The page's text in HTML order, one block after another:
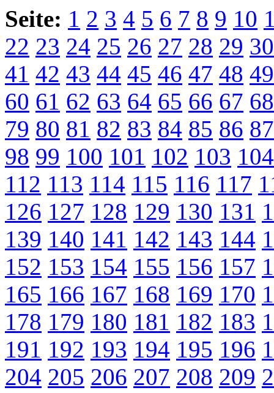
Seite: 1 2 3 4 5 6 7 8 9 10
22 23 24 25 26 27 28 29 30
41 42 43 44 45 46 47 48 49
60 61 62 63 64 65 66 67 68
79 80 81 82 83 84 85 86 87
98 99 100 101 102 103 104
112 113 114 115 116 117
126 127 128 129 130 131
139 140 141 142 143 144
152 153 154 155 156 157
165 166 167 168 169 170
178 179 180 181 182 183
191 192 193 194 195 196
204 205 206 207 208 209